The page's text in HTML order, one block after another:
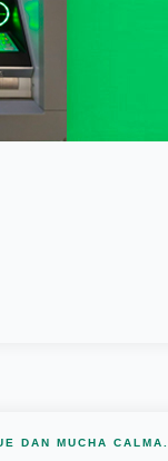
DAN MUCHA CALMA.